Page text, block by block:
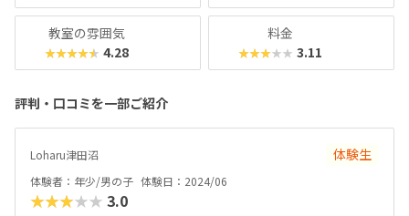
教室の雰囲気
★★★★★ 4.28
料金
★★★★★ 3.11
評判・口コミを一部ご紹介
Loharu津田沼 体験生
体験者：年少/男の子 体験日：2024/06
★★★★★ 3.0